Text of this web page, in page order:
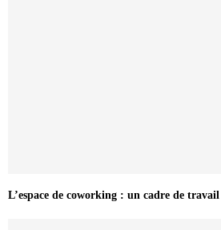
L’espace de coworking : un cadre de